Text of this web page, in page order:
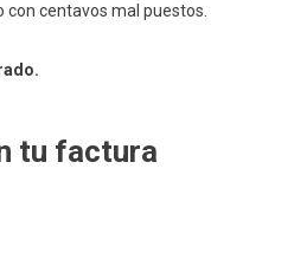
centavos mal puestos.
tu factura